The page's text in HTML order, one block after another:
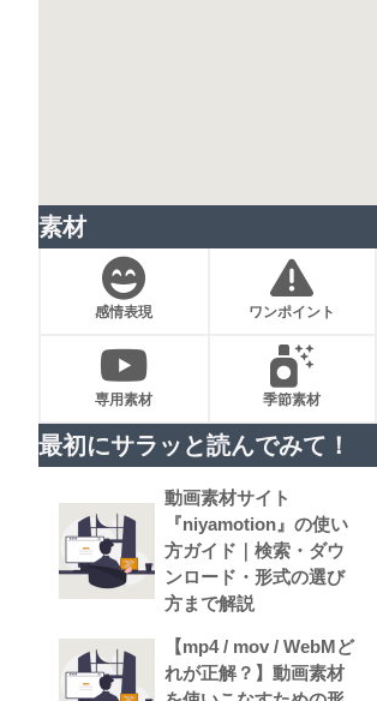
素材
感情表現 ワンポイント
専用素材 季節素材
最初にサラッと読んでみて！
動画素材サイト
『niyamotion』の使い
方ガイド｜検索・ダウ
ンロード・形式の選び
方まで解説
【mp4 / mov / WebMど
れが正解？】動画素材